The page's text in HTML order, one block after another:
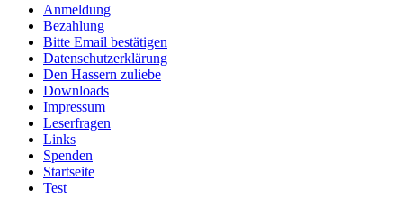
Anmeldung
Bezahlung
Bitte Email bestätigen
Datenschutzerklärung
Den Hassern zuliebe
Downloads
Impressum
Leserfragen
Links
Spenden
Startseite
Test